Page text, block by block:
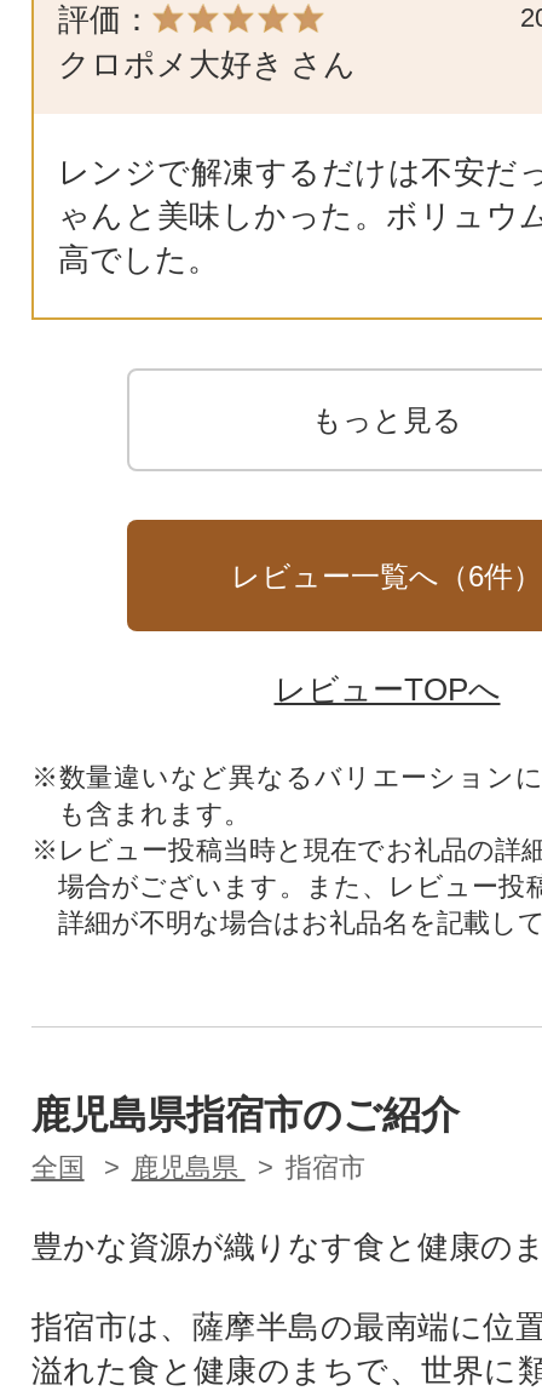
評価：
クロポメ大好き さん
レンジで解凍するだけは不安だ
ゃんと美味しかった。ボリュウ
高でした。
もっと見る
レビュー一覧へ（6件）
レビューTOPへ
※数量違いなど異なるバリエーション
も含まれます。
※レビュー投稿当時と現在でお礼品の詳
場合がございます。また、レビュー投
詳細が不明な場合はお礼品名を記載し
鹿児島県指宿市のご紹介
全国 鹿児島県 指宿市
豊かな資源が織りなす食と健康の
指宿市は、薩摩半島の最南端に位
溢れた食と健康のまちで、世界に